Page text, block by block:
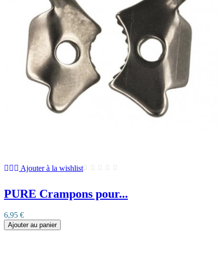
Ajouter à la wishlist
PURE Crampons pour...
6,95 €
Ajouter au panier